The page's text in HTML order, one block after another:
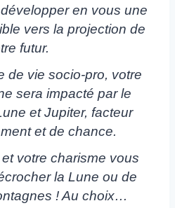
en vous une
vers la projection de
futur.
de vie socio-pro, votre
sera impacté par le
et Jupiter, facteur
et de chance.
votre charisme vous
la Lune ou de
! Au choix…